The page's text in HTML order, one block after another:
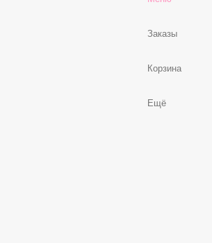
Заказы
Корзина
Ещё